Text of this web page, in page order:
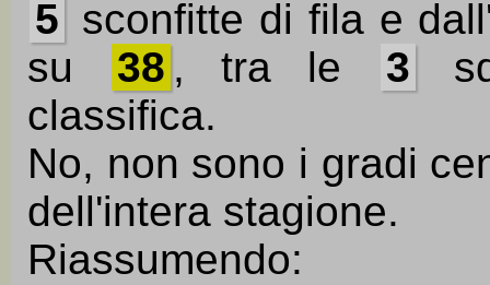
5 sconfitte di fila e
su
38 , tra le 3
classifica.
No, non sono i gradi
dell'intera stagione.
Riassumendo: